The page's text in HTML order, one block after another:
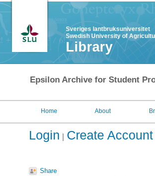
Sveriges lantbruksuniversitet
Swedish University of
Library
Epsilon Archive for Student
Home About
Login Create Account
Share